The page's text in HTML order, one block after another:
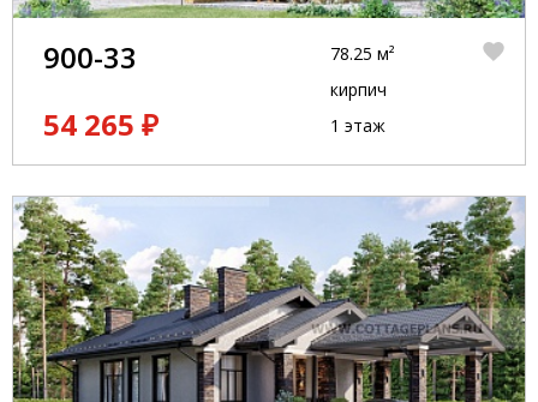
900-33
54 265 ₽
78.25 м²
кирпич
1 этаж